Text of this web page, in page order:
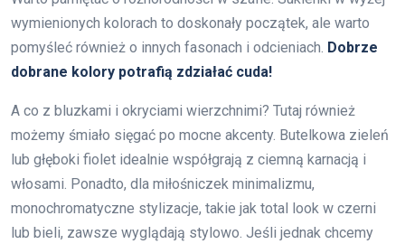
wymienionych kolorach to doskonały początek, ale warto
pomyśleć również o innych fasonach i odcieniach. Dobrze
dobrane kolory potrafią zdziałać cuda!
A co z bluzkami i okryciami wierzchnimi? Tutaj również
możemy śmiało sięgać po mocne akcenty. Butelkowa zieleń
lub głęboki fiolet idealnie współgrają z ciemną karnacją i
włosami. Ponadto, dla miłośniczek minimalizmu,
monochromatyczne stylizacje, takie jak total look w czerni
lub bieli, zawsze wyglądają stylowo. Jeśli jednak chcemy